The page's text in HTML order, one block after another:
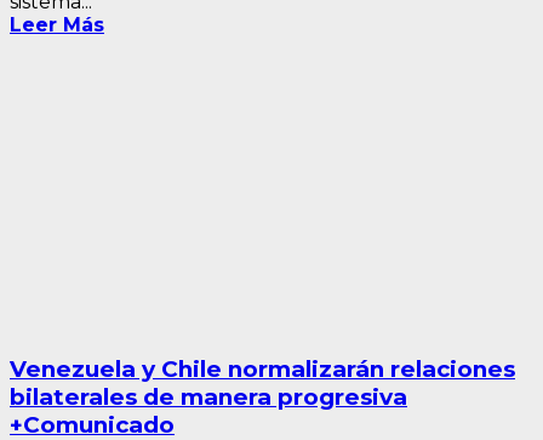
Leer Más
Venezuela y Chile normalizarán relaciones
bilaterales de manera progresiva
+Comunicado